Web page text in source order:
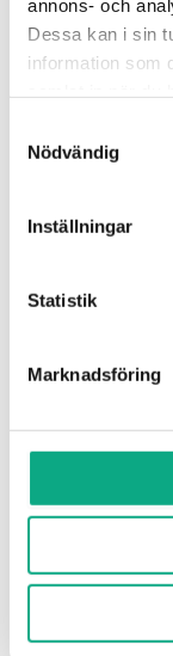
annons- och
Dessa kan i sin
information som
Nödvändig
Inställningar
Statistik
Marknadsföring
Med jour och
vid stopp och
Stamspolning
förebygger att